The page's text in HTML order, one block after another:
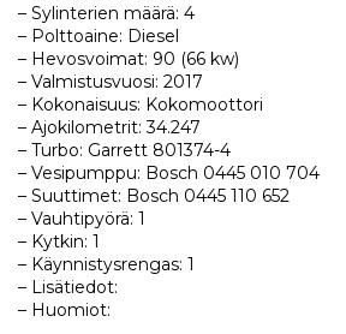
– Sylinterien määrä: 4
– Polttoaine: Diesel
– Hevosvoimat: 90 (66 kw)
– Valmistusvuosi: 2017
– Kokonaisuus: Kokomoottori
– Ajokilometrit: 34.247
– Turbo: Garrett 801374-4
– Vesipumppu: Bosch 0445 010 704
– Suuttimet: Bosch 0445 110 652
– Vauhtipyörä: 1
– Kytkin: 1
– Käynnistysrengas: 1
– Lisätiedot:
– Huomiot: